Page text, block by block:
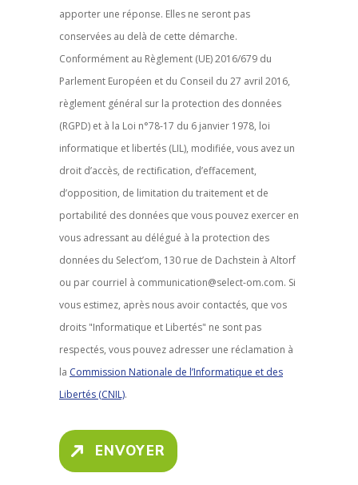
apporter une réponse. Elles ne seront pas
conservées au delà de cette démarche.
Conformément au Règlement (UE) 2016/679 du
Parlement Européen et du Conseil du 27 avril 2016,
règlement général sur la protection des données
(RGPD) et à la Loi n°78-17 du 6 janvier 1978, loi
informatique et libertés (LIL), modifiée, vous avez un
droit d’accès, de rectification, d’effacement,
d’opposition, de limitation du traitement et de
portabilité des données que vous pouvez exercer en
vous adressant au délégué à la protection des
données du Select’om, 130 rue de Dachstein à Altorf
ou par courriel à communication@select-om.com. Si
vous estimez, après nous avoir contactés, que vos
droits "Informatique et Libertés" ne sont pas
respectés, vous pouvez adresser une réclamation à
la Commission Nationale de l’Informatique et des
Libertés (CNIL).